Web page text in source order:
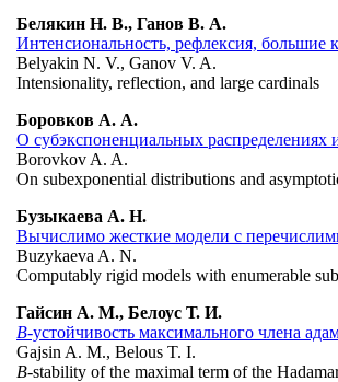
Белякин Н. В., Ганов В. А.
Интенсиональность, рефлексия, большие
Belyakin N. V., Ganov V. A.
Intensionality, reflection, and large cardinals
Боровков А. А.
О субэкспоненциальных распределениях
Borovkov A. A.
On subexponential distributions and
Бузыкаева А. Н.
Вычислимо жесткие модели с
Buzykaeva A. N.
Computably rigid models with enumerable
Гайсин А. М., Белоус Т. И.
В-устойчивость максимального члена
Gajsin A. M., Belous T. I.
B-stability of the maximal term of the